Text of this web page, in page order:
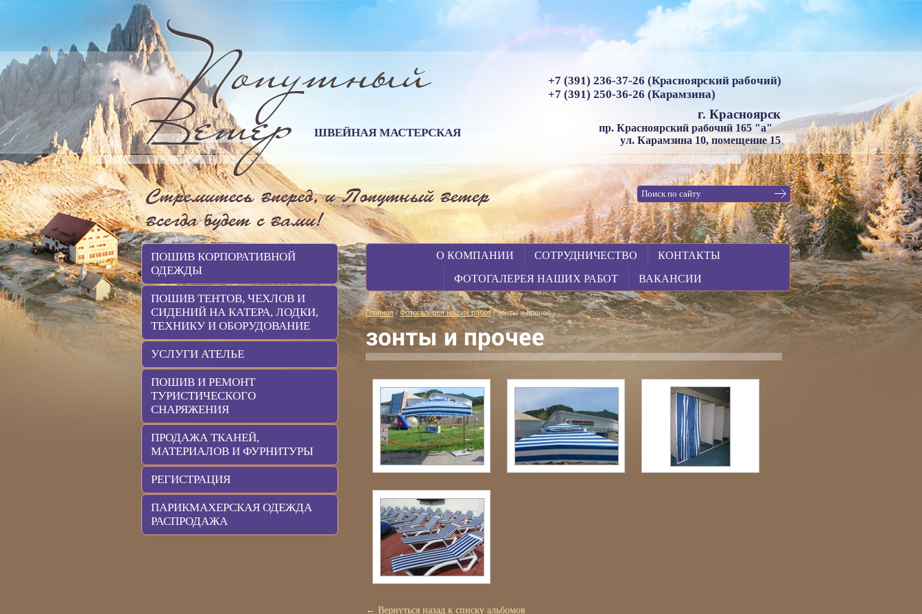
ШВЕЙНАЯ МАСТЕРСКАЯ
+7 (391) 236-37-26 (Красноярский рабочий)
+7 (391) 250-36-26 (Карамзина)
г. Красноярск
пр. Красноярский рабочий 165 "а"
ул. Карамзина 10, помещение 15
ПОШИВ КОРПОРАТИВНОЙ
ОДЕЖДЫ
ПОШИВ ТЕНТОВ, ЧЕХЛОВ И
СИДЕНИЙ НА КАТЕРА, ЛОДКИ,
ТЕХНИКУ И ОБОРУДОВАНИЕ
УСЛУГИ АТЕЛЬЕ
ПОШИВ И РЕМОНТ
ТУРИСТИЧЕСКОГО
СНАРЯЖЕНИЯ
ПРОДАЖА ТКАНЕЙ,
МАТЕРИАЛОВ И ФУРНИТУРЫ
РЕГИСТРАЦИЯ
ПАРИКМАХЕРСКАЯ ОДЕЖДА
РАСПРОДАЖА
О КОМПАНИИ СОТРУДНИЧЕСТВО
КОНТАКТЫ
ФОТОГАЛЕРЕЯ НАШИХ РАБОТ
ВАКАНСИИ
Главная/Фотогалерея наших работ/зонты и прочее
зонты и прочее
← Вернуться назад к списку альбомов